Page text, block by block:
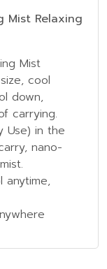
Mist Relaxing
Mist
cool
down,
carrying.
Use) in the
nano-
anytime,